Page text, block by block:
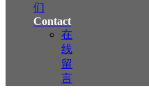
们
Contact
在
线
留
言